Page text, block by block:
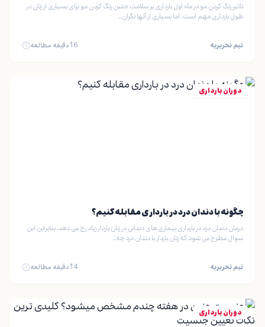
تاثیر رنگ کردن مو در ماه اول بارداری بر سلامت جنین رنگ کردن مو برای بسیاری از زنان در
طول بارداری مهم است، اما بسیاری از آنها نگران…
تیم تحریریه 16دقیقه مطالعه
دوران بارداری
چگونه با دندان درد در بارداری مقابله کنیم؟
درمان دندان درد در بارداری بیماری های دندانی در زنان باردار زیاد رخ می دهد، بنابراین این
سوال مطرح می شود که زنان باردار با دندان درد چه…
تیم تحریریه 14دقیقه مطالعه
دوران بارداری